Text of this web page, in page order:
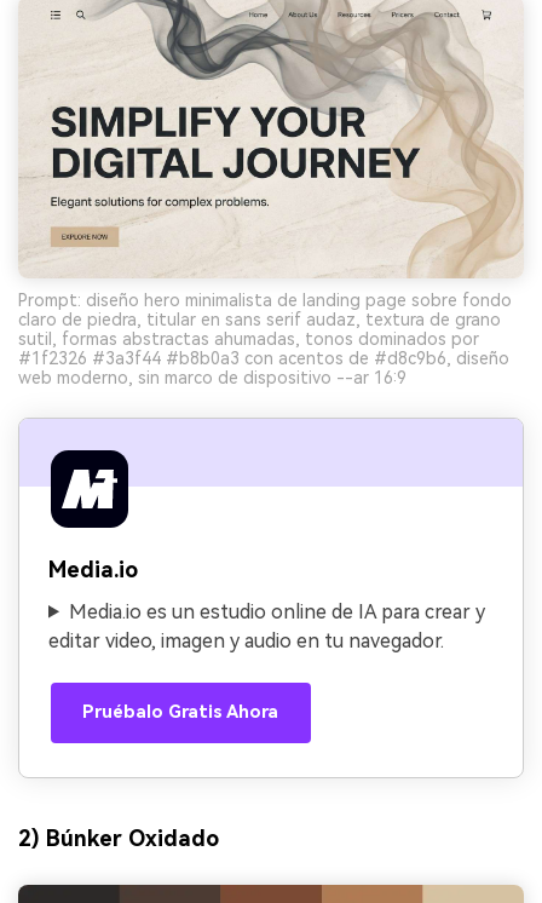
Prompt: diseño hero minimalista de landing page sobre fondo
claro de piedra, titular en sans serif audaz, textura de grano
sutil, formas abstractas ahumadas, tonos dominados por
#1f2326 #3a3f44 #b8b0a3 con acentos de #d8c9b6, diseño
web moderno, sin marco de dispositivo --ar 16:9
Media.io
Media.io es un estudio online de IA para crear y
editar video, imagen y audio en tu navegador.
Pruébalo Gratis Ahora
2) Búnker Oxidado